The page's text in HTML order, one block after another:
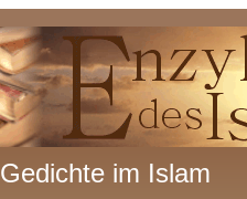
Gedichte im Islam